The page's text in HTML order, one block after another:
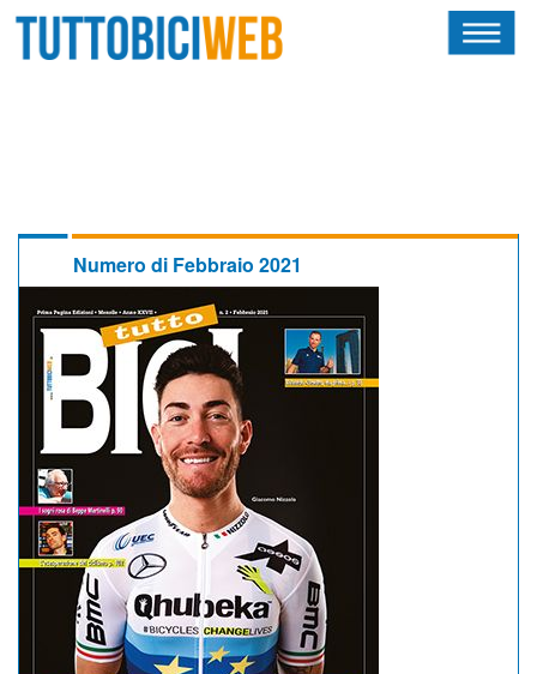
CALENDARIO
OSCAR
ALBI D'ORO
NEWSLETTER
Numero di Febbraio 2021